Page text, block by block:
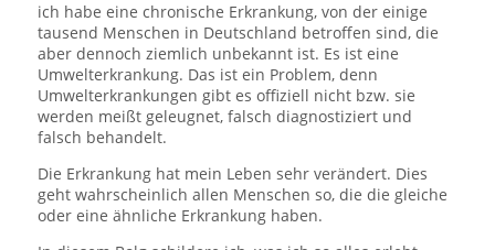
ich habe eine chronische Erkrankung, von der einige
tausend Menschen in Deutschland betroffen sind, die
aber dennoch ziemlich unbekannt ist. Es ist eine
Umwelterkrankung. Das ist ein Problem, denn
Umwelterkrankungen gibt es offiziell nicht bzw. sie
werden meißt geleugnet, falsch diagnostiziert und
falsch behandelt.
Die Erkrankung hat mein Leben sehr verändert. Dies
geht wahrscheinlich allen Menschen so, die die gleiche
oder eine ähnliche Erkrankung haben.